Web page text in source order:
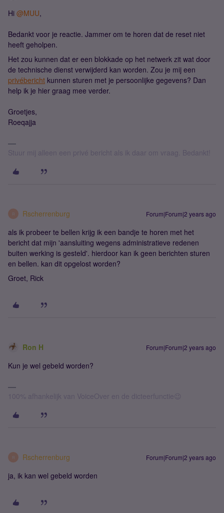
Hi @MUU,
Bedankt voor je reactie. Jammer om te horen dat de reset niet
heeft geholpen.
Het zou kunnen dat er een blokkade op het netwerk zit wat door
de technische dienst verwijderd kan worden. Zou je mij een
privébericht kunnen sturen met je persoonlijke gegevens? Dan
help ik je hier graag mee verder.
Groetjes,
Roeqajja
Stuur mij alleen een privé bericht als ik daar om vraag. Bedankt!
R Rscherrenburg Forum|Forum|2 years ago
als ik probeer te bellen krijg ik een bandje te horen met het
bericht dat mijn 'aansluiting wegens administratieve redenen
buiten werking is gesteld'. hierdoor kan ik geen berichten sturen
en bellen. kan dit opgelost worden?
Groet, Rick
Ron H Forum|Forum|2 years ago
Kun je wel gebeld worden?
100% afhankelijk van VoiceOver en de dicteerfunctie😉
R Rscherrenburg Forum|Forum|2 years ago
ja, ik kan wel gebeld worden